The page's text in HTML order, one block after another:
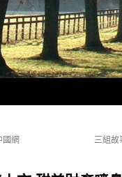
國網
三組